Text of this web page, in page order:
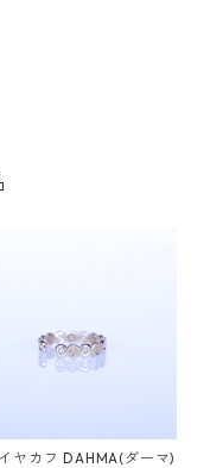
ヤカフ DAHMA(ダーマ)